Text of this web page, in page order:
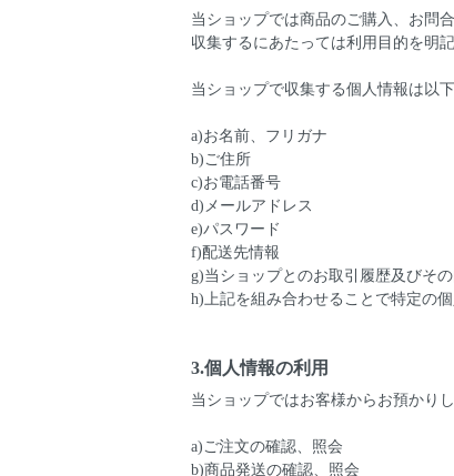
当ショップでは商品のご購入、お問
収集するにあたっては利用目的を明
当ショップで収集する個人情報は以下
a)お名前、フリガナ
b)ご住所
c)お電話番号
d)メールアドレス
e)パスワード
f)配送先情報
g)当ショップとのお取引履歴及びそ
h)上記を組み合わせることで特定の
3.個人情報の利用
当ショップではお客様からお預かり
a)ご注文の確認、照会
b)商品発送の確認、照会